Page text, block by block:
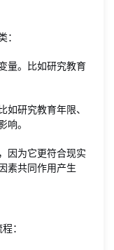
：
量。比如研究教育
如研究教育年限、
响。
因为它更符合现实
素共同作用产生
：